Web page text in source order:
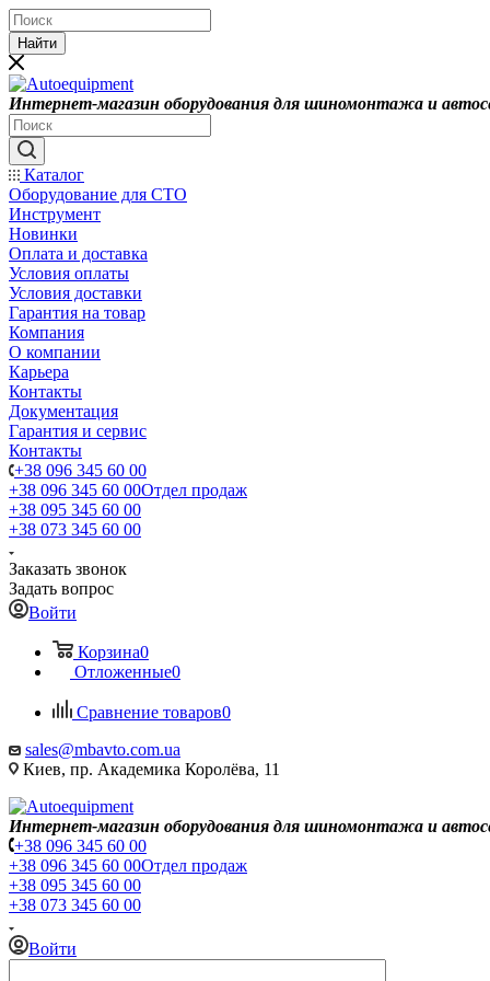
Найти
Интернет-магазин оборудования для шиномонтажа и
Каталог
Оборудование для СТО
Инструмент
Новинки
Оплата и доставка
Условия оплаты
Условия доставки
Гарантия на товар
Компания
О компании
Карьера
Контакты
Документация
Гарантия и сервис
Контакты
+38 096 345 60 00
+38 096 345 60 00Отдел продаж
+38 095 345 60 00
+38 073 345 60 00
Заказать звонок
Задать вопрос
Войти
Корзина0
Отложенные0
Сравнение товаров0
sales@mbavto.com.ua
Киев, пр. Академика Королёва, 11
Интернет-магазин оборудования для шиномонтажа и
+38 096 345 60 00
+38 096 345 60 00Отдел продаж
+38 095 345 60 00
+38 073 345 60 00
Войти